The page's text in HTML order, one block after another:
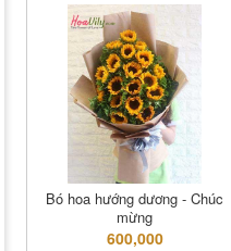
Bó hoa hướng dương - Chúc
mừng
600,000